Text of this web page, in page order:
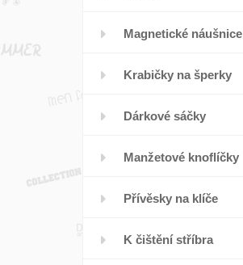
Magnetické náušnice
Krabičky na šperky
Dárkové sáčky
Manžetové knoflíčky
Přívěsky na klíče
K čištění stříbra